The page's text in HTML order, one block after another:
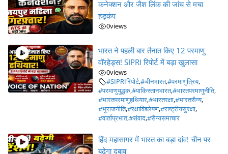
कनेक्शन और जैश लिंक की जांच से मचा
हड़कंप
0views
भारत ने पहली बार तैनात किए 12 परमाणु
वॉरहेड्स! SIPRI रिपोर्ट में बड़ा खुलासा
0views
#SIPRIरिपोर्ट,#चीनभारत,#परमाणुत्रिय,
#परमाणुयुद्धक,#पाकिस्तानभारत,#भारतपरमाणुनीति,
#भारतपरमाणुहथियार,#भारतरक्षा,#भारतसैन्य,
#भूराजनीति,#रक्षाविश्लेषण,#राष्ट्रीयसुरक्षा,
#वार्ताप्रभात,#संवाद,#सैन्यसमाचार
हिंद महासागर में भारत का बड़ा दांव! चीन पर
बढ़ेगा दबाव